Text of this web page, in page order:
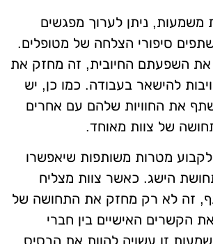
משמעות, ניתן לערוך מפגשים
סיפורי הצלחה של מטופלים.
השפעתם החיובית, זה מחזק את
להישאר בעבודה. כמו כן, יש
את החוויות שלהם עם אחרים
של צוות מאוחד.
מטרות משותפות שיאפשרו
הישג. כאשר צוות מצליח
זה לא רק מחזק את התחושה של
הקשרים האישיים בין חברי
זו עשויה להוות את הבסיס